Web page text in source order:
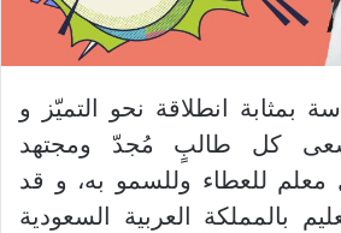
بمثابة انطلاقة نحو التميّز و
يسعى كل طالبٍ مُجدّ ومجتهد
معلم للعطاء وللسمو به، و قد
بالمملكة العربية السعودية